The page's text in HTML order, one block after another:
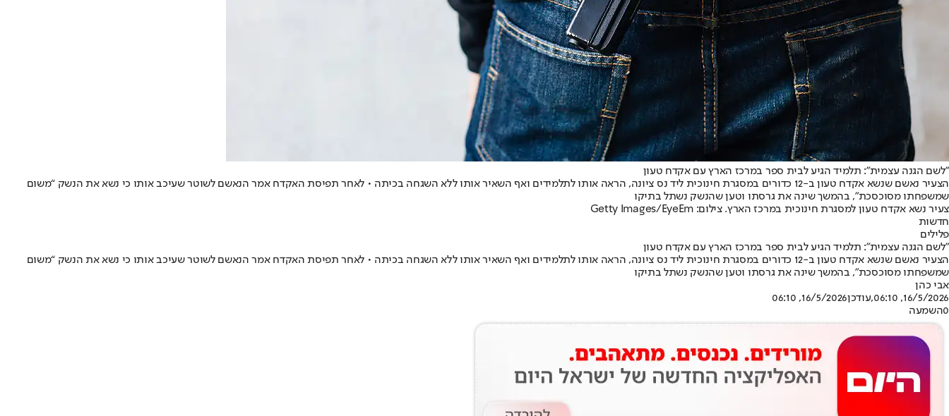
"לשם הגנה עצמית": תלמיד הגיע לבית ספר במרכז הארץ עם אקדח טעון
הצעיר נאשם שנשא אקדח טעון ב-12 כדורים במסגרת חינוכית ליד נס ציונה, הראה אותו לתלמידים ואף השאיר אותו ללא השגחה בכיתה • לאחר תפיסת האקדח אמר הנאשם לשוטר שעיכב אותו כי נשא את הנשק “משום
שמשפחתו מסוכסכת", בהמשך שינה את גרסתו וטען שהנשק נשתל בתיקו
צעיר נשא אקדח טעון למסגרת חינוכית במרכז הארץ. צילום: Getty Images/EyeEm
חדשות
פלילים
"לשם הגנה עצמית": תלמיד הגיע לבית ספר במרכז הארץ עם אקדח טעון
הצעיר נאשם שנשא אקדח טעון ב-12 כדורים במסגרת חינוכית ליד נס ציונה, הראה אותו לתלמידים ואף השאיר אותו ללא השגחה בכיתה • לאחר תפיסת האקדח אמר הנאשם לשוטר שעיכב אותו כי נשא את הנשק “משום
שמשפחתו מסוכסכת", בהמשך שינה את גרסתו וטען שהנשק נשתל בתיקו
אבי כהן
16/5/2026, 06:10
,עודכן16/5/2026, 06:10
0השמעה